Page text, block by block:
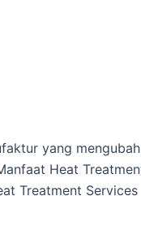
yang
Heat
Treatment Services